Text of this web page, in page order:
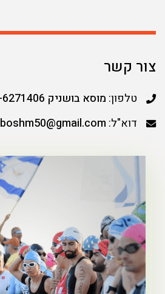
צור קשר
טלפון: מוסא בושניק 050-6271406
דוא"ל: boshm50@gmail.com